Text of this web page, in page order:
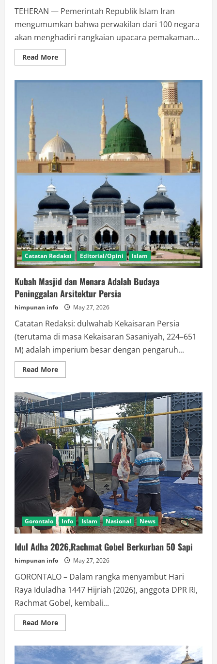
TEHERAN — Pemerintah Republik Islam Iran
mengumumkan bahwa perwakilan dari 100 negara
akan menghadiri rangkaian upacara pemakaman...
Read MoreRead
more
Negara
Diikuti
Milyaran
Manusia
Secara
Online,Pemakaman
Ayatullah
Ali
Khamenei
Catatan Redaksi Editorial/Opini Islam
Kubah Masjid dan Menara Adalah Budaya
Peninggalan Arsitektur Persia
himpunan info May 27, 2026
Catatan Redaksi: dulwahab Kekaisaran Persia
(terutama di masa Kekaisaran Sasaniyah, 224–651
M) adalah imperium besar dengan pengaruh...
Read MoreRead
more
Masjid
dan
Menara
Adalah
Budaya
Peninggalan
Arsitektur
Persia
Gorontalo Info Islam Nasional News
Idul Adha 2026,Rachmat Gobel Berkurban 50 Sapi
himpunan info May 27, 2026
GORONTALO – Dalam rangka menyambut Hari
Raya Iduladha 1447 Hijriah (2026), anggota DPR RI,
Rachmat Gobel, kembali...
Read MoreRead
more
Adha
2026,Rachmat